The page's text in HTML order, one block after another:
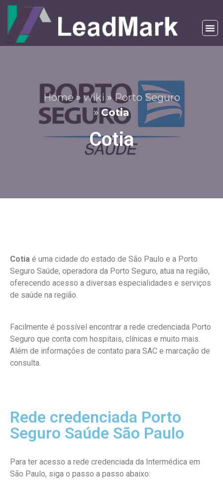
Home» wiki »Porto Seguro
» Cotia
Cotia
Cotia é uma cidade do estado de São Paulo e a Porto
Seguro Saúde, operadora da Porto Seguro, atua na região,
oferecendo acesso a diversas especialidades e serviços
de saúde na região.
Facilmente é possível encontrar a rede credenciada Porto
Seguro que conta com hospitais, clínicas e muito mais.
Além de informações de contato para SAC e marcação de
consulta.
Rede credenciada Porto
Seguro Saúde São Paulo
Para ter acesso a rede credenciada da Intermédica em
São Paulo, siga o passo a passo abaixo: